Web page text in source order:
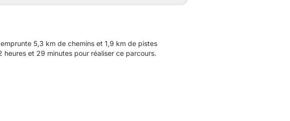
5,3 km de chemins et 1,9 km de pistes
et 29 minutes pour réaliser ce parcours.